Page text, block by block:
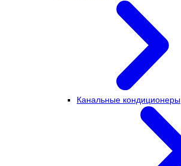
Канальные кондиционеры